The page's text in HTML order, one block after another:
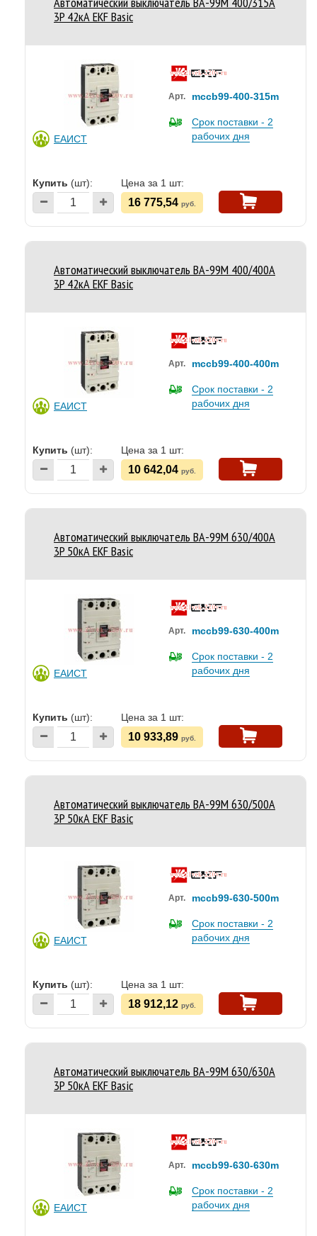
3P 42кА EKF Basic
ЕАИСТ
Арт. mccb99-400-315m
Срок поставки - 2
рабочих дня
Купить (шт): Цена за 1 шт:
16 775,54 руб.
Автоматический выключатель ВА-99М 400/400А
3P 42кА EKF Basic
ЕАИСТ
Арт. mccb99-400-400m
Срок поставки - 2
рабочих дня
Купить (шт): Цена за 1 шт:
10 642,04 руб.
Автоматический выключатель ВА-99М 630/400А
3P 50кА EKF Basic
ЕАИСТ
Арт. mccb99-630-400m
Срок поставки - 2
рабочих дня
Купить (шт): Цена за 1 шт:
10 933,89 руб.
Автоматический выключатель ВА-99М 630/500А
3P 50кА EKF Basic
ЕАИСТ
Арт. mccb99-630-500m
Срок поставки - 2
рабочих дня
Купить (шт): Цена за 1 шт:
18 912,12 руб.
Автоматический выключатель ВА-99М 630/630А
3P 50кА EKF Basic
ЕАИСТ
Арт. mccb99-630-630m
Срок поставки - 2
рабочих дня